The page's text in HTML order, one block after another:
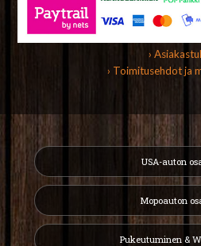
›
› Toimitusehdot ja
USA-auton
Mopoauton
Pukeutuminen &